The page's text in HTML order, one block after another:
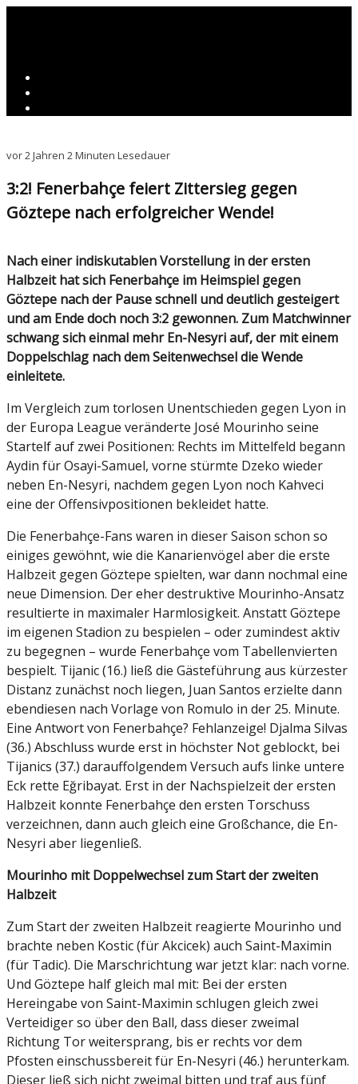
vor 2 Jahren 2 Minuten Lesedauer
3:2! Fenerbahçe feiert Zittersieg gegen
Göztepe nach erfolgreicher Wende!
Nach einer indiskutablen Vorstellung in der ersten
Halbzeit hat sich Fenerbahçe im Heimspiel gegen
Göztepe nach der Pause schnell und deutlich gesteigert
und am Ende doch noch 3:2 gewonnen. Zum Matchwinner
schwang sich einmal mehr En-Nesyri auf, der mit einem
Doppelschlag nach dem Seitenwechsel die Wende
einleitete.
Im Vergleich zum torlosen Unentschieden gegen Lyon in
der Europa League veränderte José Mourinho seine
Startelf auf zwei Positionen: Rechts im Mittelfeld begann
Aydin für Osayi-Samuel, vorne stürmte Dzeko wieder
neben En-Nesyri, nachdem gegen Lyon noch Kahveci
eine der Offensivpositionen bekleidet hatte.
Die Fenerbahçe-Fans waren in dieser Saison schon so
einiges gewöhnt, wie die Kanarienvögel aber die erste
Halbzeit gegen Göztepe spielten, war dann nochmal eine
neue Dimension. Der eher destruktive Mourinho-Ansatz
resultierte in maximaler Harmlosigkeit. Anstatt Göztepe
im eigenen Stadion zu bespielen – oder zumindest aktiv
zu begegnen – wurde Fenerbahçe vom Tabellenvierten
bespielt. Tijanic (16.) ließ die Gästeführung aus kürzester
Distanz zunächst noch liegen, Juan Santos erzielte dann
ebendiesen nach Vorlage von Romulo in der 25. Minute.
Eine Antwort von Fenerbahçe? Fehlanzeige! Djalma Silvas
(36.) Abschluss wurde erst in höchster Not geblockt, bei
Tijanics (37.) darauffolgendem Versuch aufs linke untere
Eck rette Eğribayat. Erst in der Nachspielzeit der ersten
Halbzeit konnte Fenerbahçe den ersten Torschuss
verzeichnen, dann auch gleich eine Großchance, die En-
Nesyri aber liegenließ.
Mourinho mit Doppelwechsel zum Start der zweiten
Halbzeit
Zum Start der zweiten Halbzeit reagierte Mourinho und
brachte neben Kostic (für Akcicek) auch Saint-Maximin
(für Tadic). Die Marschrichtung war jetzt klar: nach vorne.
Und Göztepe half gleich mal mit: Bei der ersten
Hereingabe von Saint-Maximin schlugen gleich zwei
Verteidiger so über den Ball, dass dieser zweimal
Richtung Tor weitersprang, bis er rechts vor dem
Pfosten einschussbereit für En-Nesyri (46.) herunterkam.
Dieser ließ sich nicht zweimal bitten und traf aus fünf